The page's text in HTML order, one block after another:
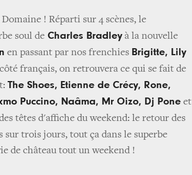
! Réparti sur 4 scènes, le
soul de Charles Bradleyà la nouvelle
en passant par nos frenchies Brigitte, Lily
français, on retrouvera ce qui se fait de
The Shoes, Etienne de Crécy, Rone,
Puccino, Naâma, Mr Oizo, Dj Pone et
têtes d'affiche du weekend: le retour des
sur trois jours, tout ça dans le superbe
de château tout un weekend !